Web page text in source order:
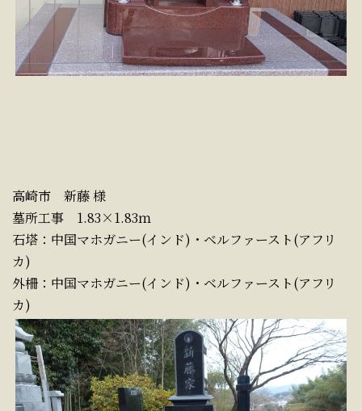
高崎市 新藤 様
墓所工事 1.83×1.83ｍ
石塔：中国マホガニー(インド)・ベルファースト(アフリ
カ)
外柵：中国マホガニー(インド)・ベルファースト(アフリ
カ)